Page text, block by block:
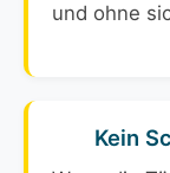
und ohne
Kein